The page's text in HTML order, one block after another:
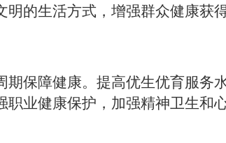
的生活方式，增强群众健康获得
保障健康。提高优生优育服务
业健康保护，加强精神卫生和